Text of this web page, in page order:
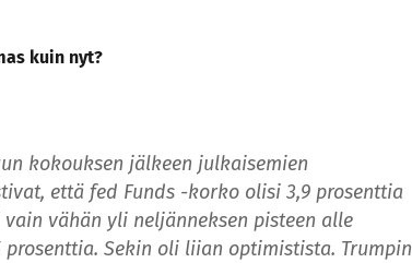
kuin nyt?
kokouksen jälkeen julkaisemien
että fed Funds -korko olisi 3,9 prosenttia
vähän yli neljänneksen pisteen alle
prosenttia. Sekin oli liian optimistista. Trumpin